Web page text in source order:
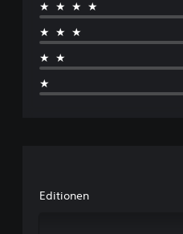
★★★★
★★★
★★
★
Editionen